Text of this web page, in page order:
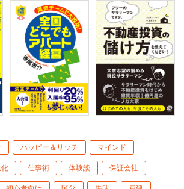
ハッピー＆リッチ マインド
仕事術 体験談 保証会社